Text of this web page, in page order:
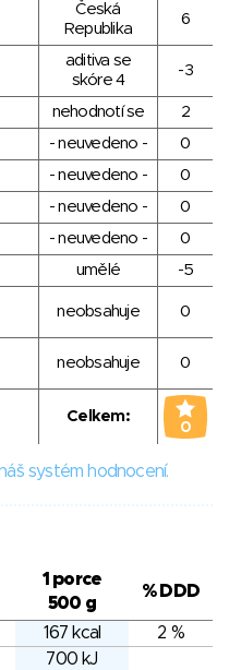
Česká
Republika
6
aditiva se
skóre 4
-3
nehodnotí se
2
- neuvedeno -
0
- neuvedeno -
0
- neuvedeno -
0
- neuvedeno -
0
umělé
-5
neobsahuje 0
neobsahuje 0
Celkem:
0
systém hodnocení.
1 porce
500 g
% DDD
167 kcal
2 %
700 kJ